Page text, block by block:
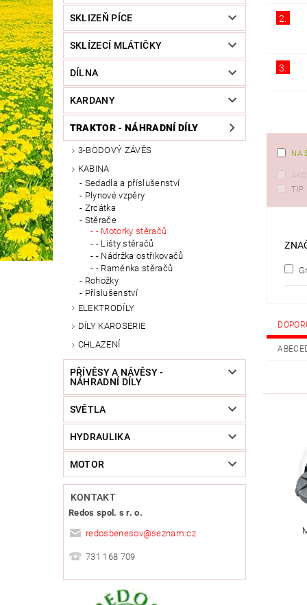
SKLIZEŇ PÍCE
SKLÍZECÍ MLÁTIČKY
DÍLNA
KARDANY
TRAKTOR - NÁHRADNÍ DÍLY
3-BODOVÝ ZÁVĚS
KABINA
Sedadla a příslušenství
Plynové vzpěry
Zrcátka
Stěrače
- Motorky stěračů
- Lišty stěračů
- Nádržka ostřikovačů
- Raménka stěračů
Rohožky
Příslušenství
ELEKTRODÍLY
DÍLY KAROSERIE
CHLAZENÍ
PŘÍVĚSY A NÁVĚSY -
NÁHRADNÍ DÍLY
SVĚTLA
HYDRAULIKA
MOTOR
KONTAKT
Redos spol. s r. o.
redosbenesov@seznam.cz
731 168 709
2.
3.
NA
TIP